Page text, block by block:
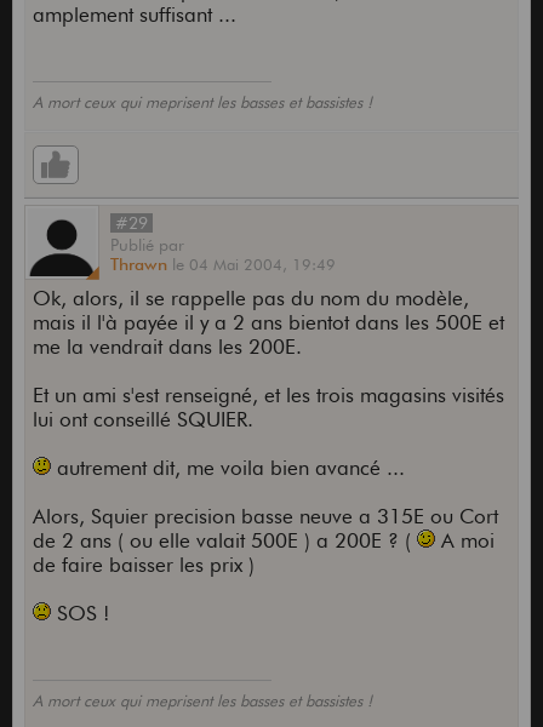
amplement suffisant ...
A mort ceux qui meprisent les basses et bassistes !
#29
Publié par
Thrawn le 04 Mai 2004, 19:49
Ok, alors, il se rappelle pas du nom du modèle,
mais il l'à payée il y a 2 ans bientot dans les 500E et
me la vendrait dans les 200E.
Et un ami s'est renseigné, et les trois magasins visités
lui ont conseillé SQUIER.
autrement dit, me voila bien avancé ...
Alors, Squier precision basse neuve a 315E ou Cort
de 2 ans ( ou elle valait 500E ) a 200E ? (
A moi
de faire baisser les prix )
SOS !
A mort ceux qui meprisent les basses et bassistes !